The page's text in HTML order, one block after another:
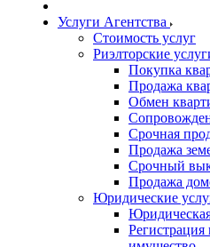
Услуги Агентства
Стоимость услуг
Риэлторские
Покупка
Продажа
Обмен
Срочная
Продажа
Срочный
Продажа
Юридические